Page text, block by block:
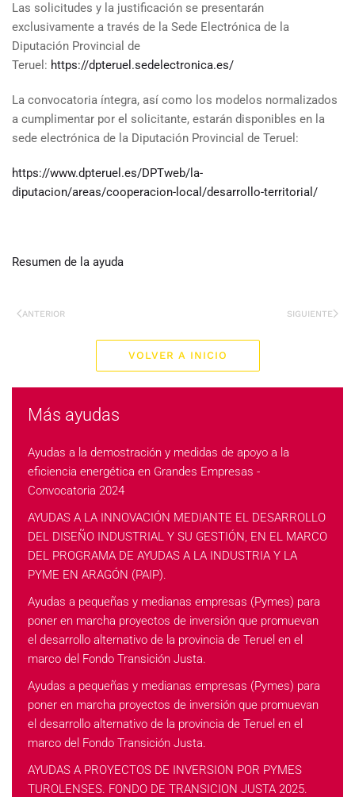
Las solicitudes y la justificación se presentarán
exclusivamente a través de la Sede Electrónica de la
Diputación Provincial de
Teruel: https://dpteruel.sedelectronica.es/
La convocatoria íntegra, así como los modelos normalizados
a cumplimentar por el solicitante, estarán disponibles en la
sede electrónica de la Diputación Provincial de Teruel:
https://www.dpteruel.es/DPTweb/la-
diputacion/areas/cooperacion-local/desarrollo-territorial/
Resumen de la ayuda
ANTERIOR SIGUIENTE
VOLVER A INICIO
Más ayudas
Ayudas a la demostración y medidas de apoyo a la
eficiencia energética en Grandes Empresas -
Convocatoria 2024
AYUDAS A LA INNOVACIÓN MEDIANTE EL DESARROLLO
DEL DISEÑO INDUSTRIAL Y SU GESTIÓN, EN EL MARCO
DEL PROGRAMA DE AYUDAS A LA INDUSTRIA Y LA
PYME EN ARAGÓN (PAIP).
Ayudas a pequeñas y medianas empresas (Pymes) para
poner en marcha proyectos de inversión que promuevan
el desarrollo alternativo de la provincia de Teruel en el
marco del Fondo Transición Justa.
Ayudas a pequeñas y medianas empresas (Pymes) para
poner en marcha proyectos de inversión que promuevan
el desarrollo alternativo de la provincia de Teruel en el
marco del Fondo Transición Justa.
AYUDAS A PROYECTOS DE INVERSION POR PYMES
TUROLENSES. FONDO DE TRANSICION JUSTA 2025.